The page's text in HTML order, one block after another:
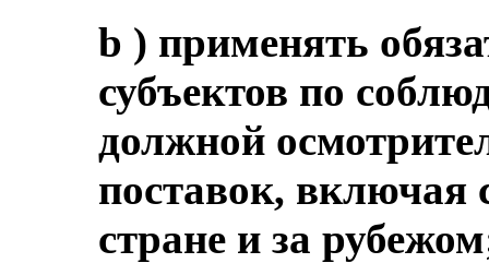
b ) применять
субъектов по
должной
поставок, включая
стране и за